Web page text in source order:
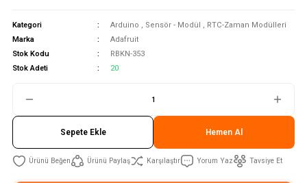
Kategori Arduino , Sensör - Modül , RTC-Zaman Modülleri
Marka
Adafruit
Stok Kodu
RBKN-353
Stok Adeti
20
Sepete Ekle Hemen Al
Ürünü Paylaş Karşılaştır Yorum Yaz Tavsiye Et